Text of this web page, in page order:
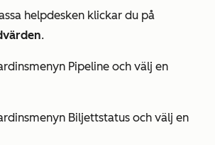
helpdesken klickar du på
.
Pipeline och välj en
Biljettstatus och välj en